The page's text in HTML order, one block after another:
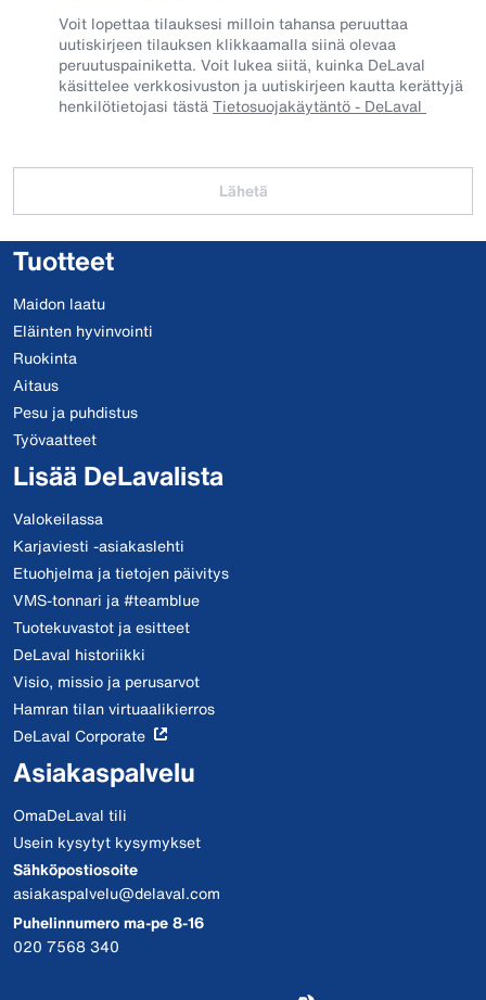
Voit lopettaa tilauksesi milloin tahansa peruuttaa
uutiskirjeen tilauksen klikkaamalla siinä olevaa
peruutuspainiketta. Voit lukea siitä, kuinka DeLaval
käsittelee verkkosivuston ja uutiskirjeen kautta kerättyjä
henkilötietojasi tästäTietosuojakäytäntö - DeLaval
Lähetä
Tuotteet
Maidon laatu
Eläinten hyvinvointi
Ruokinta
Aitaus
Pesu ja puhdistus
Työvaatteet
Lisää DeLavalista
Valokeilassa
Karjaviesti -asiakaslehti
Etuohjelma ja tietojen päivitys
VMS-tonnari ja #teamblue
Tuotekuvastot ja esitteet
DeLaval historiikki
Visio, missio ja perusarvot
Hamran tilan virtuaalikierros
DeLaval Corporate
Asiakaspalvelu
OmaDeLaval tili
Usein kysytyt kysymykset
Sähköpostiosoite
asiakaspalvelu@delaval.com
Puhelinnumero ma-pe 8-16
020 7568 340